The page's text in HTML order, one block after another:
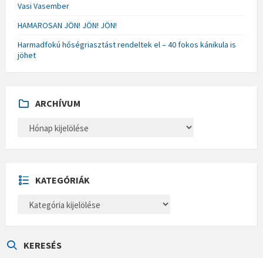
Vasi Vasember
HAMAROSAN JÖN! JÖN! JÖN!
Harmadfokú hőségriasztást rendeltek el – 40 fokos kánikula is
jöhet
ARCHÍVUM
H
U
M
KATEGÓRIÁK
E
KERESÉS